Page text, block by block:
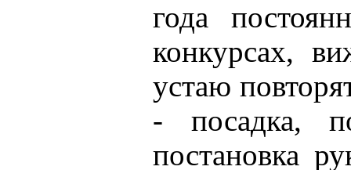
года
конкурсах,
устаю
- посадка,
постановка